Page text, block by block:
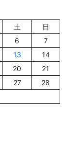
土
日
6
7
13
14
20
21
27
28